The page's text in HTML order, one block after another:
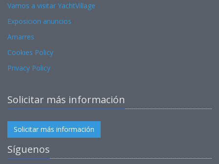
Vamos a visitar YachtVillage
Exposicion anuncios
Amarres
Cookies Policy
Privacy Policy
Solicitar más información
Solicitar más información
Síguenos